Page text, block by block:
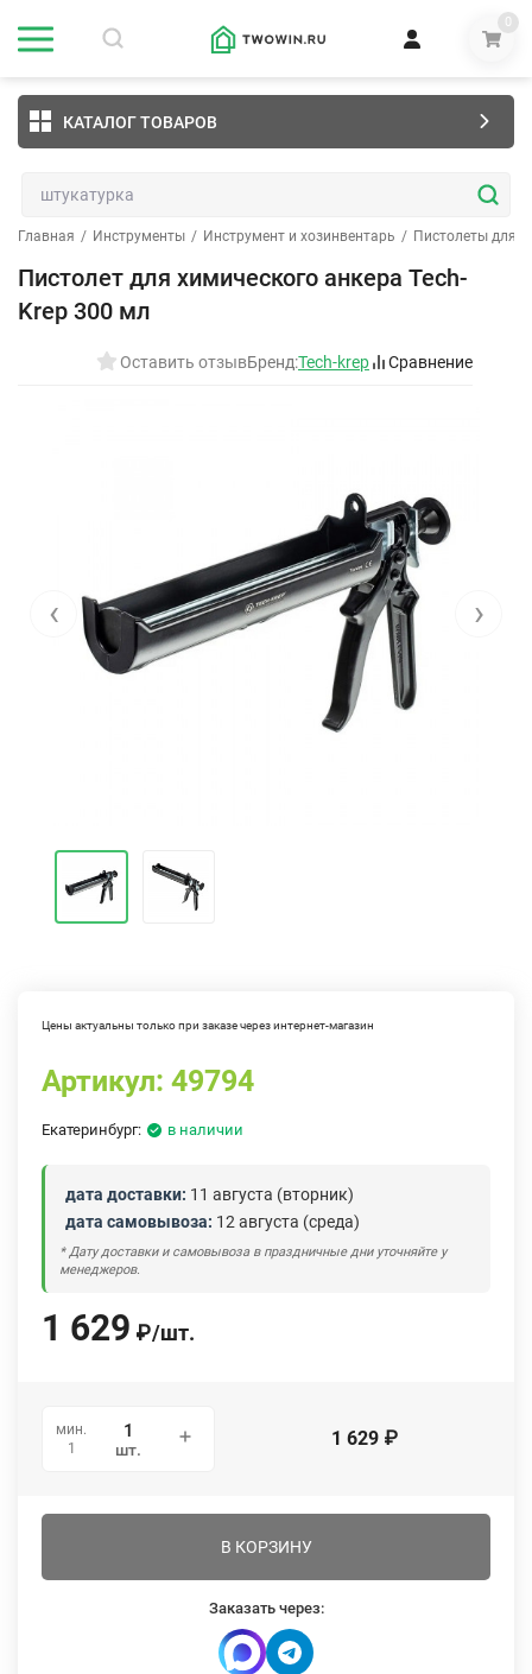
0
КАТАЛОГ ТОВАРОВ
Главная / Инструменты / Инструмент и хозинвентарь / Пистолеты для
Пистолет для химического анкера Tech-
Krep 300 мл
Оставить отзывБренд:Tech-krep Сравнение
‹ ›
Цены актуальны только при заказе через интернет-магазин
Артикул: 49794
Екатеринбург: в наличии
дата доставки: 11 августа (вторник)
дата самовывоза: 12 августа (среда)
* Дату доставки и самовывоза в праздничные дни уточняйте у
менеджеров.
1 629 ₽/шт.
мин.
1
шт. 1 629 ₽
В КОРЗИНУ
Заказать через: